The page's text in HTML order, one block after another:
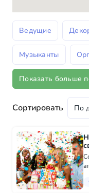
Ведущие
Музыканты
Показать больше
Сортировать